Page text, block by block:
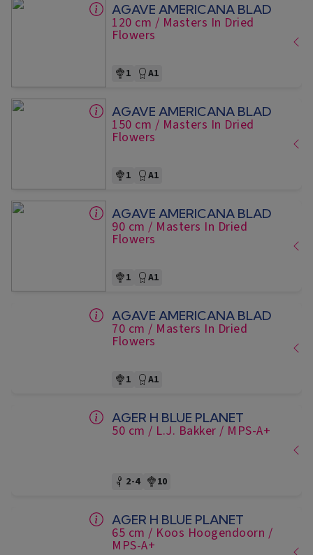
AGAVE AMERICANA BLAD
120 cm / Masters In Dried
Flowers
1 A1
AGAVE AMERICANA BLAD
150 cm / Masters In Dried
Flowers
1 A1
AGAVE AMERICANA BLAD
90 cm / Masters In Dried
Flowers
1 A1
AGAVE AMERICANA BLAD
70 cm / Masters In Dried
Flowers
1 A1
AGER H BLUE PLANET
50 cm / L.J. Bakker / MPS-A+
2-4 10
AGER H BLUE PLANET
65 cm / Koos Hoogendoorn /
MPS-A+